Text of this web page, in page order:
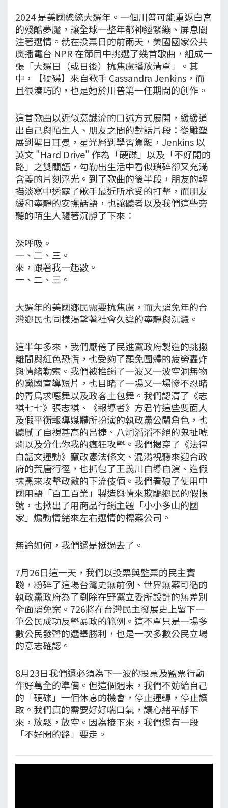
2024 是美國總統大選年。一個川普可能重返白宮
的殘酷夢魘，讓全球一整年都神經緊繃、屏息關
注著選情。就在投票日的前兩天，美國國家公共
廣播電台 NPR 在節目中挑選了幾首歌曲，組成一
張「大選日（或日後）抗焦慮播放清單」。其
中，【硬碟】來自歌手 Cassandra Jenkins，而
且很湊巧的，也是她於川普第一任期間的創作。
這首歌曲以近似意識流的口述方式展開，緩緩道
出自己與陌生人、朋友之間的對話片段：從雕塑
展到聖日耳曼，星光層到學習駕駛，Jenkins 以
英文 "Hard Drive" 作為「硬碟」以及「不好開的
路」之雙關語，勾勒出生活中看似瑣碎卻又充滿
含義的片刻浮光。到了歌曲的後半段，朋友的輕
描淡寫中透露了歌手最近所承受的打擊，而朋友
緩和寧靜的安撫話語，也讓聽者以及我們這些旁
聽的陌生人隨著沉靜了下來：
深呼吸。
一、二、三。
來，跟著我一起數。
一、二、三。
大選年的美國鄉民需要抗焦慮，而大罷免年的台
灣鄉民也同樣渴望著社會久違的寧靜與沉澱。
這半年多來，我們厭倦了民進黨政府製造的挑撥
離間與紅色恐慌，也受夠了罷免團體的疲勞轟炸
與情緒勒索。我們被推銷了一波又一波空洞無物
的黨國宣導短片，也目睹了一場又一場慘不忍睹
的青鳥求噁舞以及政客土包舞。我們認清了《志
祺七七》張志祺、《報導者》方君竹這些雙面人
及假平衡報導媒體所扮演的執政黨公關角色，也
聽膩了自視甚高的呂捷、八炯滔滔不絕的鬼扯唬
爛以及分化你我的瘋狂攻擊。我們揭穿了《法律
白話文運動》竄改憲法條文、混淆視聽來迎合政
府的荒唐行徑，也抓包了王義川自導自演、造假
抹黑來攻擊政敵的下流伎倆。我們看破了使用中
國用語「百工百業」製造輿情來欺騙鄉民的假帳
號，也揪出了用商品行銷主題「小小多山的國
家」煽動情緒來左右選情的標案公司。
無論如何，我們還是挺過去了。
7月26日這一天，我們以投票與監票的民主實
踐，粉碎了這場台灣史無前例、世界無案可循的
執政黨政府為了剷除在野黨立委所設計的無差別
全面罷免案。726將在台灣民主發展史上留下一
筆公民成功反擊暴政的範例。這不單只是一場多
數公民發聲的選舉勝利，也是一次多數公民立場
的意志確認。
8月23日我們還必須為下一波的投票及監票行動
作好萬全的準備。但這個週末，我們不妨給自己
的「硬碟」一個休息的機會，停止運轉，停止讀
取。我們真的需要好好喘口氣，讓心緒平靜下
來，放鬆，放空。因為接下來，我們還有一段
「不好開的路」要走。